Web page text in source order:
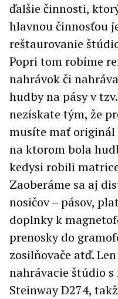
ďalšie činnosti,
hlavnou činnosťou
reštaurovanie
Popri tom robíme
nahrávok či
hudby na pásy v
nezískate tým, že
musíte mať originál
na ktorom bola
kedysi robili
Zaoberáme sa aj
nosičov – pásov,
doplnky k
prenosky do
zosilňovače atď.
nahrávacie štúdio
Steinway D274,